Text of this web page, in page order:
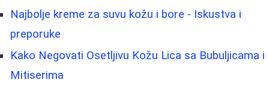
Najbolje kreme za suvu kožu i bore - Iskustva i
preporuke
Kako Negovati Osetljivu Kožu Lica sa Bubuljicama i
Mitiserima